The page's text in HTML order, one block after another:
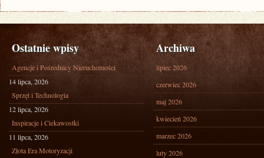
Ostatnie wpisy
Agencje i Pośrednicy Nieruchomości
14 lipca, 2026
Sprzęt i Technologia
12 lipca, 2026
Inspiracje i Ciekawostki
11 lipca, 2026
Złota Era Motoryzacji
Archiwa
lipiec 2026
czerwiec 2026
maj 2026
kwiecień 2026
marzec 2026
luty 2026